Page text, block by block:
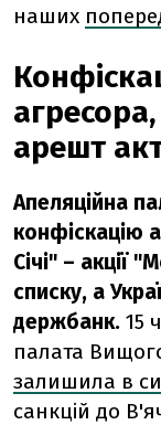
наших
агресора,
арешт
Апеляційна
конфіскацію
Січі" – акції
списку, а
держбанк. 15
палата
залишила в
санкцій до